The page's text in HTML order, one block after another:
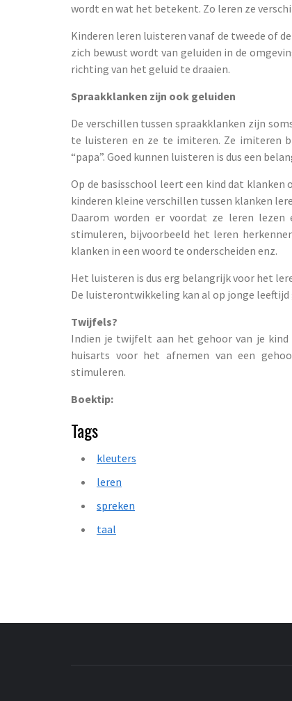
wordt en wat het betekent. Zo leren ze
Kinderen leren luisteren vanaf de tweede of
zich bewust wordt van geluiden in de
richting van het geluid te draaien.
Spraakklanken zijn ook geluiden
De verschillen tussen spraakklanken zijn
te luisteren en ze te imiteren. Ze imiteren
“papa”. Goed kunnen luisteren is dus een
Op de basisschool leert een kind dat
kinderen kleine verschillen tussen klanken
Daarom worden er voordat ze leren
stimuleren, bijvoorbeeld het leren
klanken in een woord te onderscheiden enz.
Het luisteren is dus erg belangrijk voor het
De luisterontwikkeling kan al op jonge
Twijfels?
Indien je twijfelt aan het gehoor van je
huisarts voor het afnemen van een
stimuleren.
Boektip:
Tags
kleuters
leren
spreken
taal